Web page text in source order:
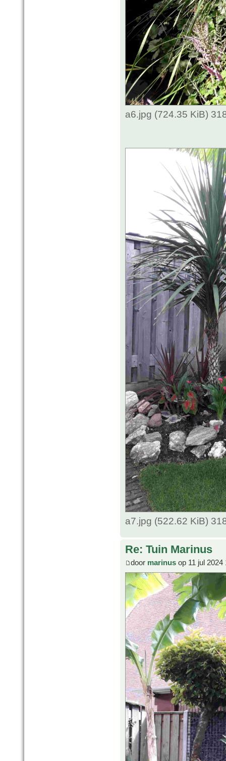
a6.jpg (724.35 KiB)
a7.jpg (522.62 KiB)
Re: Tuin Marinus
door marinus op 11 jul 2024